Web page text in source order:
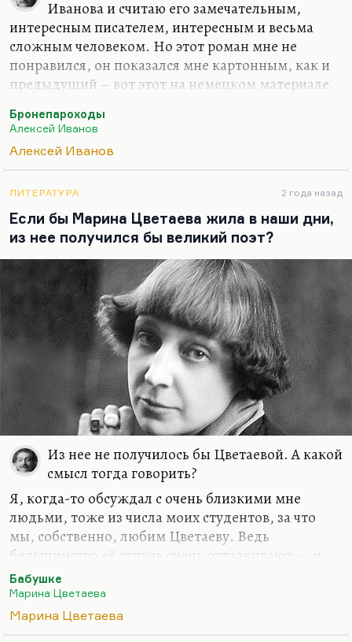
Иванова и считаю его замечательным,
интересным писателем, интересным и весьма
сложным человеком. Но этот роман мне не
понравился, он показался мне картонным, как и
предыдущий – вот этот на немецком материале.
С чем это связано? Это профессиональная, очень
ремесленная вещь, в которой нет личного
участия. Я думаю, что Иванов… Вот если бы я
было бы не очень интересно, потому что наше
монографическую статью подробную, я бы назвал
ее «Писатель, который спрятался». Он очень
хорошо спрятался, его почти не видно. Видны его
сквозные мотивы – например, путешествие по
реке.…
Бронепароходы
Алексей Иванов
Алексей Иванов
ЛИТЕРАТУРА 2 года назад
Если бы Марина Цветаева жила в наши дни,
из нее получился бы великий поэт?
Из нее не получилось бы Цветаевой. А какой
смысл тогда говорить?
Я, когда-то обсуждал с очень близкими мне
людьми, тоже из числа моих студентов, за что
мы, собственно, любим Цветаеву. Ведь
большинство её стихов очень отталкивают — и
высокомерием, и демонстративностью. Они
гениально написаны, но лирическая позиция там
не всегда хороша.
Бабушке
Марина Цветаева
Марина Цветаева